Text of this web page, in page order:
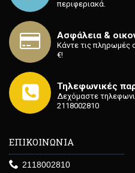
περιφεριακά.
Ασφάλεια &
Κάντε τις πληρωμές
€!
Τηλεφωνικές
Δεχόμαστε
2118002810
ΕΠΙΚΟΙΝΩΝΙΑ
2118002810